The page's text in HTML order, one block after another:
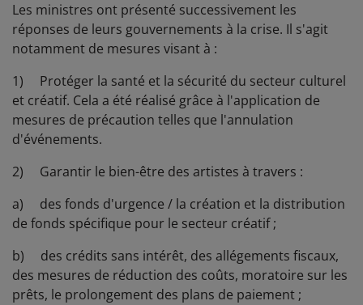
Les ministres ont présenté successivement les
réponses de leurs gouvernements à la crise. Il s'agit
notamment de mesures visant à :
1) Protéger la santé et la sécurité du secteur culturel
et créatif. Cela a été réalisé grâce à l'application de
mesures de précaution telles que l'annulation
d'événements.
2) Garantir le bien-être des artistes à travers :
a) des fonds d'urgence / la création et la distribution
de fonds spécifique pour le secteur créatif ;
b) des crédits sans intérêt, des allégements fiscaux,
des mesures de réduction des coûts, moratoire sur les
prêts, le prolongement des plans de paiement ;